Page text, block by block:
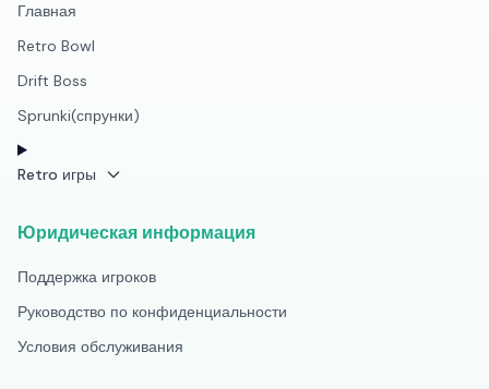
Главная
Retro Bowl
Drift Boss
Sprunki(спрунки)
Retro игры
Юридическая информация
Поддержка игроков
Руководство по конфиденциальности
Условия обслуживания